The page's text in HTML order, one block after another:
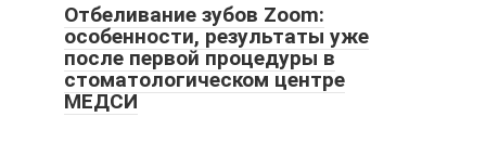
Отбеливание зубов Zoom:
особенности, результаты уже
после первой процедуры в
стоматологическом центре
МЕДСИ